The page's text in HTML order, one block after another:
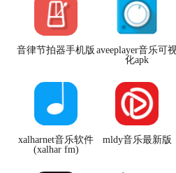
音律节拍器手机版 aveeplayer音乐可
化apk
xalharnet音乐软件
(xalhar fm)
mldy音乐最新版